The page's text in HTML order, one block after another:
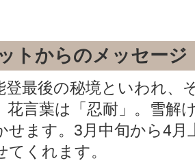
トからのメッセージ
登最後の秘境といわれ、
花言葉は「忍耐」。雪解
せます。3月中旬から4
くれます。